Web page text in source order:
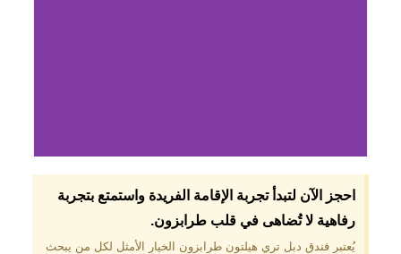
لماذا تختار فندق دبل
تري هيلتون
طرابزون؟
احجز الآن لتبدأ تجربة الإقامة الفريدة واستمتع بتجربة
رفاهية لا تُضاهى في قلب طرابزون.​
يُعتبر فندق دبل تري هيلتون طرابزون الخيار الأمثل لكل من يبحث